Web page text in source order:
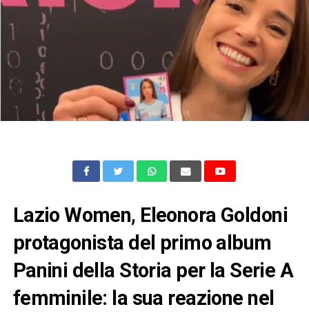
Lazio Women, Eleonora Goldoni
protagonista del primo album
Panini della Storia per la Serie A
femminile: la sua reazione nel